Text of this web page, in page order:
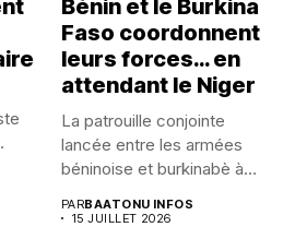
Bénin et le Burkina
Faso coordonnent
leurs forces… en
attendant le Niger
La patrouille conjointe
lancée entre les armées
béninoise et burkinabè à
PARBAATONU INFOS
15 JUILLET 2026